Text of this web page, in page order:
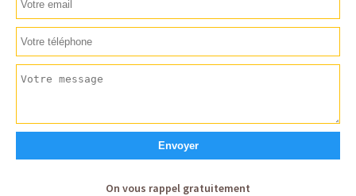
On vous rappel gratuitement